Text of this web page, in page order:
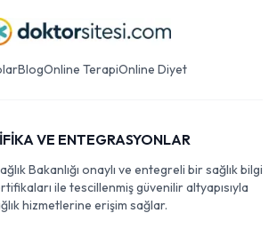
BlogOnline TerapiOnline Diyet
VE ENTEGRASYONLAR
Bakanlığı onaylı ve entegreli bir sağlık bilgi
ile tescillenmiş güvenilir altyapısıyla
hizmetlerine erişim sağlar.